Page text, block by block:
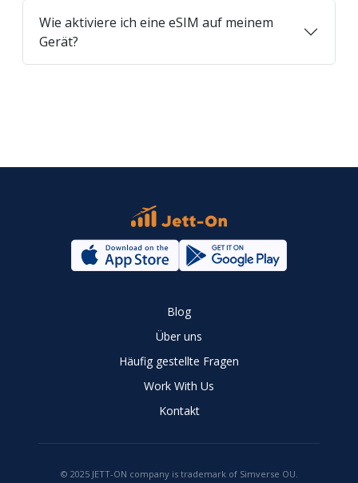
Wie aktiviere ich eine eSIM auf meinem
Gerät?
Blog
Über uns
Häufig gestellte Fragen
Work With Us
Kontakt
© 2025 JETT-ON company is trademark of Simverse OU.